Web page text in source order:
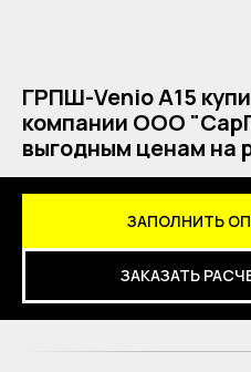
ГРПШ-Venio A15
компании ООО
выгодным ценам на
ЗАПОЛНИТЬ
ЗАКАЗАТЬ